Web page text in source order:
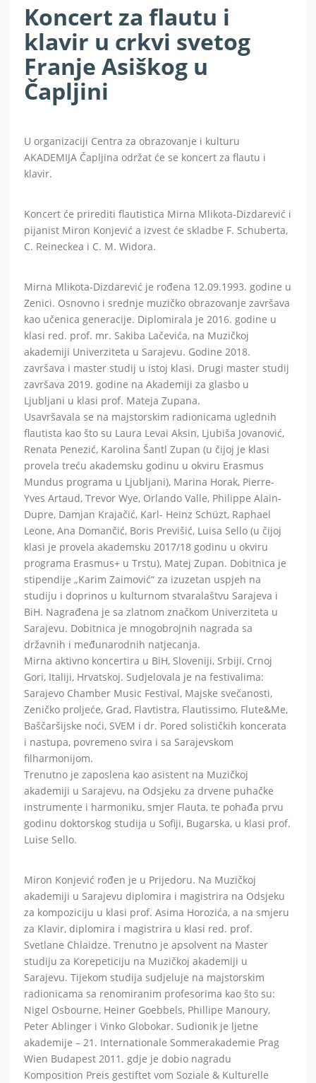
Koncert za flautu i
klavir u crkvi svetog
Franje Asiškog u
Čapljini
U organizaciji Centra za obrazovanje i kulturu
AKADEMIJA Čapljina održat će se koncert za flautu i
klavir.
Koncert će prirediti flautistica Mirna Mlikota-Dizdarević i
pijanist Miron Konjević a izvest će skladbe F. Schuberta,
C. Reineckea i C. M. Widora.
Mirna Mlikota-Dizdarević je rođena 12.09.1993. godine u
Zenici. Osnovno i srednje muzičko obrazovanje završava
kao učenica generacije. Diplomirala je 2016. godine u
klasi red. prof. mr. Sakiba Lačevića, na Muzičkoj
akademiji Univerziteta u Sarajevu. Godine 2018.
završava i master studij u istoj klasi. Drugi master studij
završava 2019. godine na Akademiji za glasbo u
Ljubljani u klasi prof. Mateja Zupana.
Usavršavala se na majstorskim radionicama uglednih
flautista kao što su Laura Levai Aksin, Ljubiša Jovanović,
Renata Penezić, Karolina Šantl Zupan (u čijoj je klasi
provela treću akademsku godinu u okviru Erasmus
Mundus programa u Ljubljani), Marina Horak, Pierre-
Yves Artaud, Trevor Wye, Orlando Valle, Philippe Alain-
Dupre, Damjan Krajačić, Karl- Heinz Schüzt, Raphael
Leone, Ana Domančić, Boris Previšić, Luisa Sello (u čijoj
klasi je provela akademsku 2017/18 godinu u okviru
programa Erasmus+ u Trstu), Matej Zupan. Dobitnica je
stipendije „Karim Zaimović“ za izuzetan uspjeh na
studiju i doprinos u kulturnom stvaralaštvu Sarajeva i
BiH. Nagrađena je sa zlatnom značkom Univerziteta u
Sarajevu. Dobitnica je mnogobrojnih nagrada sa
državnih i međunarodnih natjecanja.
Mirna aktivno koncertira u BiH, Sloveniji, Srbiji, Crnoj
Gori, Italiji, Hrvatskoj. Sudjelovala je na festivalima:
Sarajevo Chamber Music Festival, Majske svečanosti,
Zeničko proljeće, Grad, Flavtistra, Flautissimo, Flute&Me,
Baščaršijske noći, SVEM i dr. Pored solističkih koncerata
i nastupa, povremeno svira i sa Sarajevskom
filharmonijom.
Trenutno je zaposlena kao asistent na Muzičkoj
akademiji u Sarajevu, na Odsjeku za drvene puhačke
instrumente i harmoniku, smjer Flauta, te pohađa prvu
godinu doktorskog studija u Sofiji, Bugarska, u klasi prof.
Luise Sello.
Miron Konjević rođen je u Prijedoru. Na Muzičkoj
akademiji u Sarajevu diplomira i magistrira na Odsjeku
za kompoziciju u klasi prof. Asima Horozića, a na smjeru
za Klavir, diplomira i magistrira u klasi red. prof.
Svetlane Chlaidze. Trenutno je apsolvent na Master
studiju za Korepeticiju na Muzičkoj akademiji u
Sarajevu. Tijekom studija sudjeluje na majstorskim
radionicama sa renomiranim profesorima kao što su:
Nigel Osbourne, Heiner Goebbels, Phillipe Manoury,
Peter Ablinger i Vinko Globokar. Sudionik je ljetne
akademije – 21. Internationale Sommerakademie Prag
Wien Budapest 2011. gdje je dobio nagradu
Komposition Preis gestiftet vom Soziale & Kulturelle